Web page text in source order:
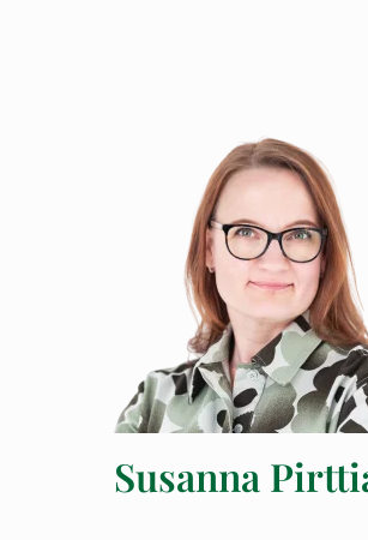
Susanna